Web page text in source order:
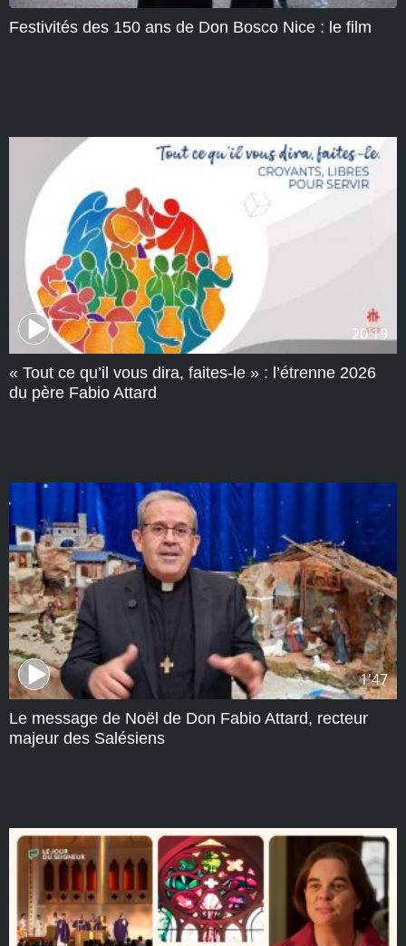
Festivités des 150 ans de Don Bosco Nice : le film
20'19
« Tout ce qu’il vous dira, faites-le » : l’étrenne 2026
du père Fabio Attard
1'47
Le message de Noël de Don Fabio Attard, recteur
majeur des Salésiens